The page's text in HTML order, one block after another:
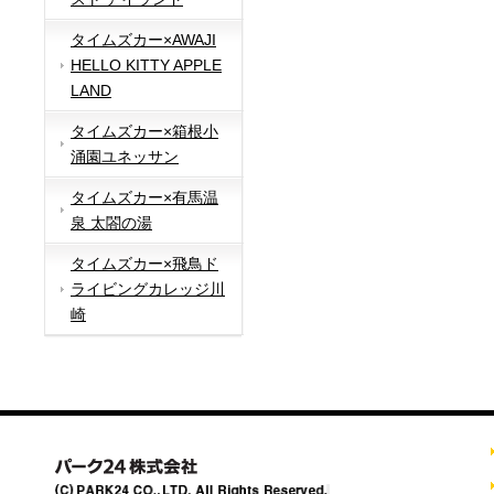
タイムズカー×AWAJI
HELLO KITTY APPLE
LAND
タイムズカー×箱根小
涌園ユネッサン
タイムズカー×有馬温
泉 太閤の湯
タイムズカー×飛鳥ド
ライビングカレッジ川
崎